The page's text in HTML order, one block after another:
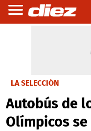
LA SELECCIÓN
Autobús de
Olímpicos